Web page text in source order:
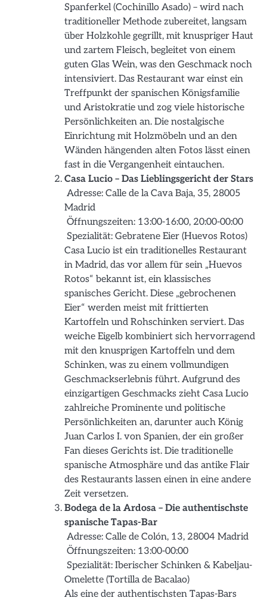
Spanferkel (Cochinillo Asado) – wird nach
traditioneller Methode zubereitet, langsam
über Holzkohle gegrillt, mit knuspriger Haut
und zartem Fleisch, begleitet von einem
guten Glas Wein, was den Geschmack noch
intensiviert. Das Restaurant war einst ein
Treffpunkt der spanischen Königsfamilie
und Aristokratie und zog viele historische
Persönlichkeiten an. Die nostalgische
Einrichtung mit Holzmöbeln und an den
Wänden hängenden alten Fotos lässt einen
fast in die Vergangenheit eintauchen.
Casa Lucio – Das Lieblingsgericht der Stars
Adresse: Calle de la Cava Baja, 35, 28005
Madrid
Öffnungszeiten: 13:00-16:00, 20:00-00:00
Spezialität: Gebratene Eier (Huevos Rotos)
Casa Lucio ist ein traditionelles Restaurant
in Madrid, das vor allem für sein „Huevos
Rotos“ bekannt ist, ein klassisches
spanisches Gericht. Diese „gebrochenen
Eier“ werden meist mit frittierten
Kartoffeln und Rohschinken serviert. Das
weiche Eigelb kombiniert sich hervorragend
mit den knusprigen Kartoffeln und dem
Schinken, was zu einem vollmundigen
Geschmackserlebnis führt. Aufgrund des
einzigartigen Geschmacks zieht Casa Lucio
zahlreiche Prominente und politische
Persönlichkeiten an, darunter auch König
Juan Carlos I. von Spanien, der ein großer
Fan dieses Gerichts ist. Die traditionelle
spanische Atmosphäre und das antike Flair
des Restaurants lassen einen in eine andere
Zeit versetzen.
Bodega de la Ardosa – Die authentischste
spanische Tapas-Bar
Adresse: Calle de Colón, 13, 28004 Madrid
Öffnungszeiten: 13:00-00:00
Spezialität: Iberischer Schinken & Kabeljau-
Omelette (Tortilla de Bacalao)
Als eine der authentischsten Tapas-Bars